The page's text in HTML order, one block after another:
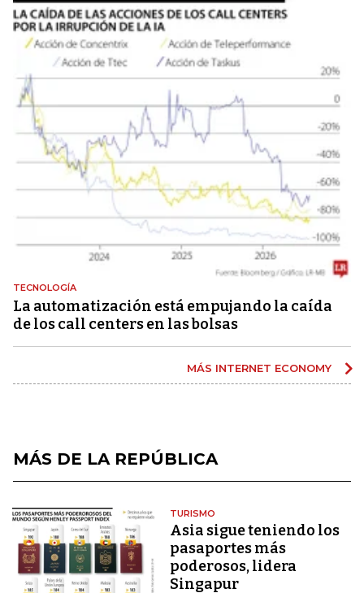
TECNOLOGÍA
La automatización está empujando la caída
de los call centers en las bolsas
MÁS INTERNET ECONOMY
MÁS DE LA REPÚBLICA
TURISMO
Asia sigue teniendo los
pasaportes más
poderosos, lidera
Singapur